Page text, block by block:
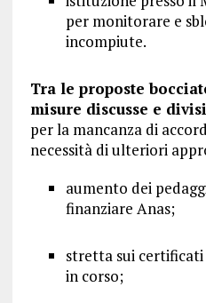
per monitorare e
incompiute.
Tra le proposte
misure discusse e
per la mancanza di
necessità di ulteriori
aumento dei
finanziare Anas;
stretta sui
in corso;